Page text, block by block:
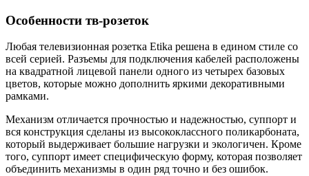
Особенности тв-розеток
Любая телевизионная розетка Etika решена в едином стиле со
всей серией. Разъемы для подключения кабелей расположены
на квадратной лицевой панели одного из четырех базовых
цветов, которые можно дополнить яркими декоративными
рамками.
Механизм отличается прочностью и надежностью, суппорт и
вся конструкция сделаны из высококлассного поликарбоната,
который выдерживает большие нагрузки и экологичен. Кроме
того, суппорт имеет специфическую форму, которая позволяет
объединить механизмы в один ряд точно и без ошибок.